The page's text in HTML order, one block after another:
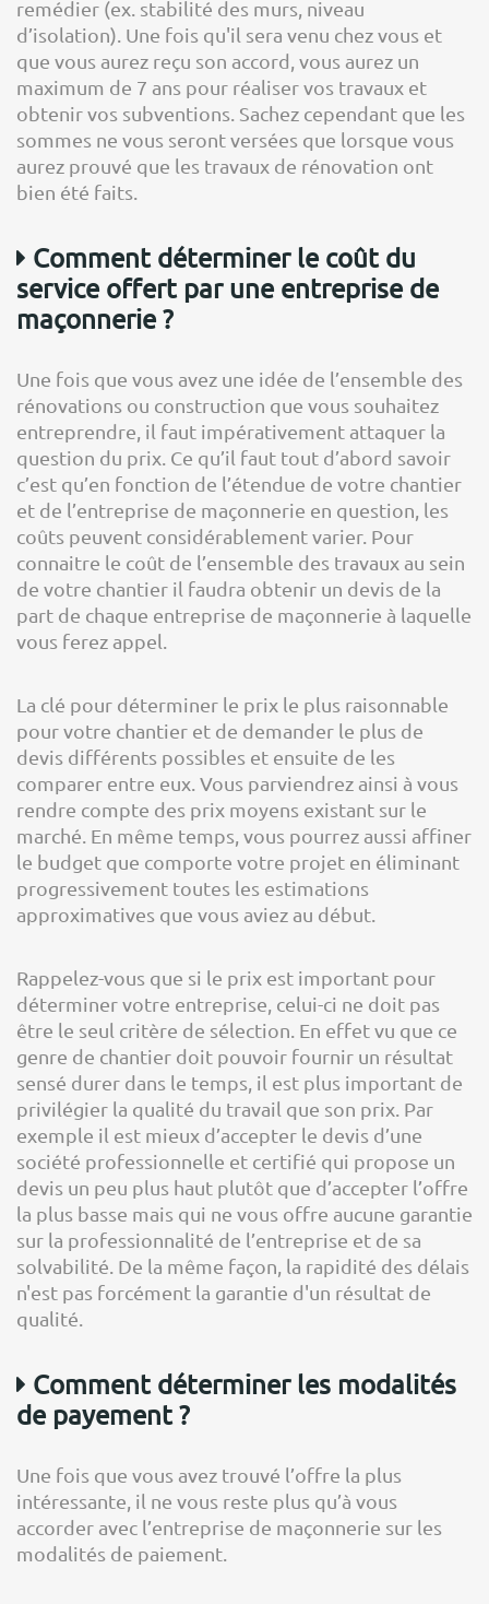
remédier (ex. stabilité des murs, niveau
d’isolation). Une fois qu'il sera venu chez vous et
que vous aurez reçu son accord, vous aurez un
maximum de 7 ans pour réaliser vos travaux et
obtenir vos subventions. Sachez cependant que les
sommes ne vous seront versées que lorsque vous
aurez prouvé que les travaux de rénovation ont
bien été faits.
Comment déterminer le coût du
service offert par une entreprise de
maçonnerie ?
Une fois que vous avez une idée de l’ensemble des
rénovations ou construction que vous souhaitez
entreprendre, il faut impérativement attaquer la
question du prix. Ce qu’il faut tout d’abord savoir
c’est qu’en fonction de l’étendue de votre chantier
et de l’entreprise de maçonnerie en question, les
coûts peuvent considérablement varier. Pour
connaitre le coût de l’ensemble des travaux au sein
de votre chantier il faudra obtenir un devis de la
part de chaque entreprise de maçonnerie à laquelle
vous ferez appel.
La clé pour déterminer le prix le plus raisonnable
pour votre chantier et de demander le plus de
devis différents possibles et ensuite de les
comparer entre eux. Vous parviendrez ainsi à vous
rendre compte des prix moyens existant sur le
marché. En même temps, vous pourrez aussi affiner
le budget que comporte votre projet en éliminant
progressivement toutes les estimations
approximatives que vous aviez au début.
Rappelez-vous que si le prix est important pour
déterminer votre entreprise, celui-ci ne doit pas
être le seul critère de sélection. En effet vu que ce
genre de chantier doit pouvoir fournir un résultat
sensé durer dans le temps, il est plus important de
privilégier la qualité du travail que son prix. Par
exemple il est mieux d’accepter le devis d’une
société professionnelle et certifié qui propose un
devis un peu plus haut plutôt que d’accepter l’offre
la plus basse mais qui ne vous offre aucune garantie
sur la professionnalité de l’entreprise et de sa
solvabilité. De la même façon, la rapidité des délais
n'est pas forcément la garantie d'un résultat de
qualité.
Comment déterminer les modalités
de payement ?
Une fois que vous avez trouvé l’offre la plus
intéressante, il ne vous reste plus qu’à vous
accorder avec l’entreprise de maçonnerie sur les
modalités de paiement.